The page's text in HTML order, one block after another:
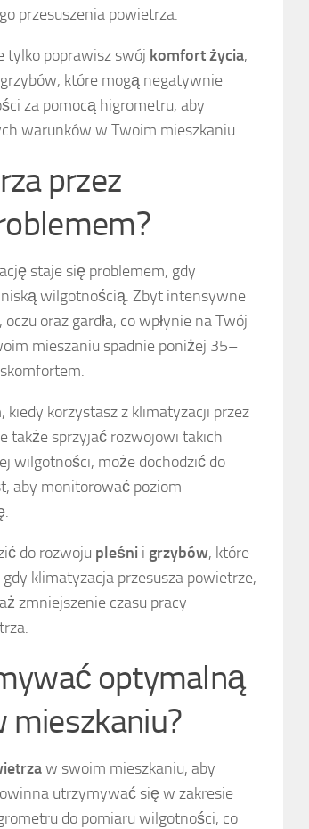
przesuszenia powietrza.
tylko poprawisz swój komfort życia,
które mogą negatywnie
za pomocą higrometru, aby
warunków w Twoim mieszkaniu.
przez
staje się problemem, gdy
wilgotnością. Zbyt intensywne
oraz gardła, co wpłynie na Twój
mieszaniu spadnie poniżej 35–
korzystasz z klimatyzacji przez
także sprzyjać rozwojowi takich
wilgotności, może dochodzić do
aby monitorować poziom
do rozwoju pleśni i grzybów, które
klimatyzacja przesusza powietrze,
zmniejszenie czasu pracy
optymalną
w swoim mieszkaniu, aby
utrzymywać się w zakresie
do pomiaru wilgotności, co